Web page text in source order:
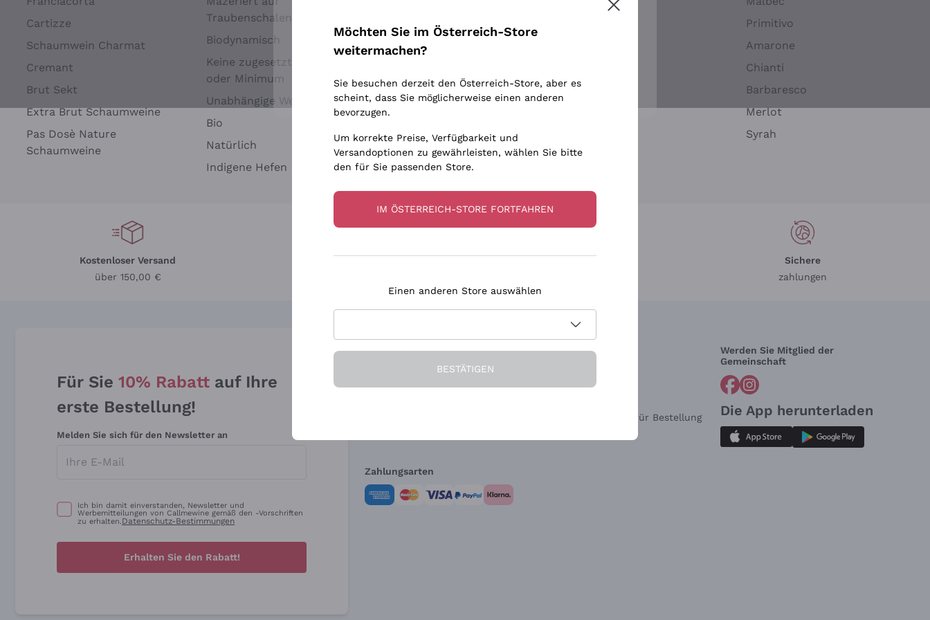
Cartizze
Schaumwein Charmat
Cremant
Brut Sekt
Extra Brut Schaumweine
Pas Dosè Nature
Schaumweine
Traubenschalen
Biodynamisch
Keine zugesetzten Sulfite
oder Minimum
Unabhängige Weinbauern
Bio
Natürlich
Indigene Hefen
Occhipinti Arianna
Biondi Santi
Argiolas
Zenato
Ca' dei Frati
Chardonnay
Primitivo
Amarone
Chianti
Barbaresco
Merlot
Syrah
Kostenloser Versand
über 150,00 €
Sichere
zahlungen
Für Sie 10% Rabatt auf Ihre
erste Bestellung!
Melden Sie sich für den Newsletter an
Ich bin damit einverstanden, Newsletter und
Werbemitteilungen von Callmewine gemäß den -Vorschriften
zu erhalten.Datenschutz-Bestimmungen
Erhalten Sie den Rabatt!
Die Firma Brauchen Sie Hilfe?
Widerrufsformular für Bestellung
Werden Sie Mitglied der
Gemeinschaft
Die App herunterladen
Zahlungsarten
Weitere Informationen finden Sie in unserem Datenschutz-Bestimmungen
Möchten Sie im Österreich-Store
weitermachen?
Sie besuchen derzeit den Österreich-Store, aber es
scheint, dass Sie möglicherweise einen anderen
bevorzugen.
Um korrekte Preise, Verfügbarkeit und
Versandoptionen zu gewährleisten, wählen Sie bitte
den für Sie passenden Store.
IM ÖSTERREICH-STORE FORTFAHREN
Einen anderen Store auswählen
BESTÄTIGEN